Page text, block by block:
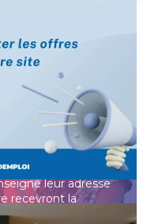
🚀
avez jusqu’au 31
votre voix !
enquête vise à établir
situation socio-
et scientifiques
leur adresse
recevront la
plus